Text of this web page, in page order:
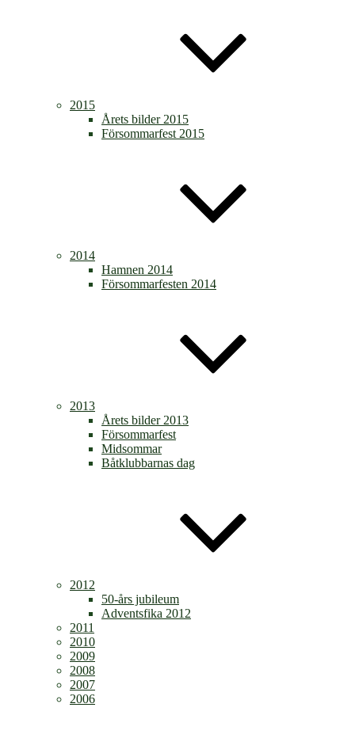
2015
Årets bilder 2015
Försommarfest 2015
2014
Hamnen 2014
Försommarfesten 2014
2013
Årets bilder 2013
Försommarfest
Midsommar
Båtklubbarnas dag
2012
50-års jubileum
Adventsfika 2012
2011
2010
2009
2008
2007
2006